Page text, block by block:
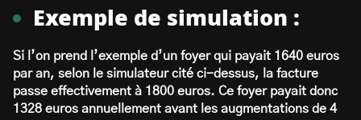
Exemple de simulation :
Si l’on prend l’exemple d’un foyer qui payait 1640 euros
par an, selon le simulateur cité ci-dessus, la facture
passe effectivement à 1800 euros. Ce foyer payait donc
1328 euros annuellement avant les augmentations de 4